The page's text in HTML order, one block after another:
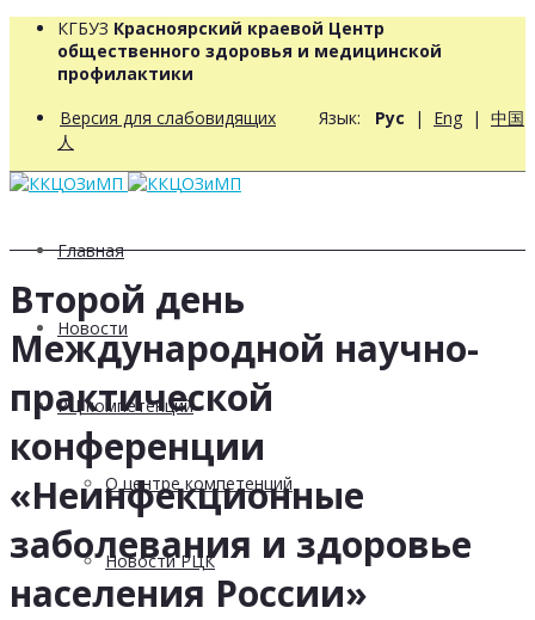
КГБУЗ Красноярский краевой Центр
общественного здоровья и медицинской
профилактики
Версия для слабовидящих Язык: Рус | Eng | 中国
人
Главная
Новости
РЦ компетенций
О центре компетенций
Новости РЦК
Второй день
Международной научно-
практической
конференции
«Неинфекционные
заболевания и здоровье
населения России»